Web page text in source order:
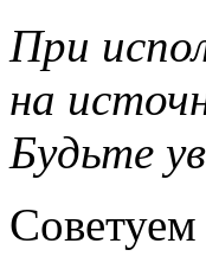
При
на
Будьте
Советуем